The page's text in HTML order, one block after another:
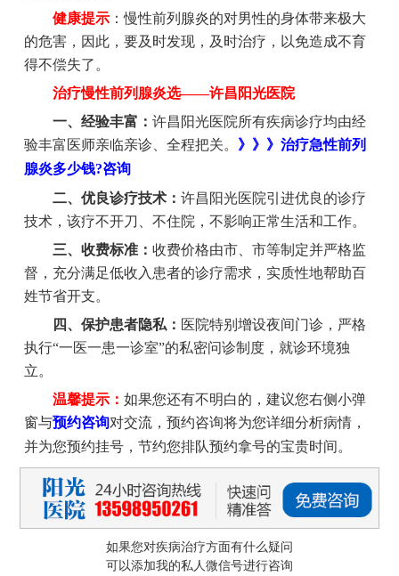
健康提示：慢性前列腺炎的对男性的身体带来极大
的危害，因此，要及时发现，及时治疗，以免造成不育
得不偿失了。
治疗慢性前列腺炎选——许昌阳光医院
一、经验丰富： 许昌阳光医院所有疾病诊疗均由经
验丰富医师亲临亲诊、全程把关。 》》》治疗急性前列
腺炎多少钱?咨询
二、优良诊疗技术： 许昌阳光医院引进优良的诊疗
技术，该疗不开刀、不住院，不影响正常生活和工作。
三、收费标准： 收费价格由市、市等制定并严格监
督，充分满足低收入患者的诊疗需求，实质性地帮助百
姓节省开支。
四、保护患者隐私： 医院特别增设夜间门诊，严格
执行“一医一患一诊室”的私密问诊制度，就诊环境独
立。
温馨提示： 如果您还有不明白的，建议您右侧小弹
窗与预约咨询对交流，预约咨询将为您详细分析病情，
并为您预约挂号，节约您排队预约拿号的宝贵时间。
如果您对疾病治疗方面有什么疑问
可以添加我的私人微信号进行咨询